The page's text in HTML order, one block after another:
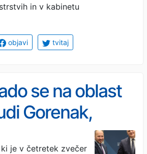
in v kabinetu
objavi tvitaj
se na oblast
Gorenak,
Počivalšek
je v četretek zvečer